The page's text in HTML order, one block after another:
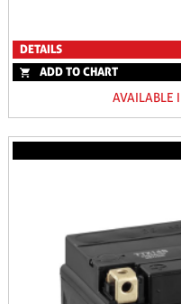
DETAILS
ADD TO CHART
AVAILABLE